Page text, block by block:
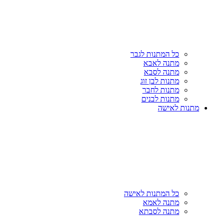
כל המתנות לגבר
מתנה לאבא
מתנה לסבא
מתנות לבן זוג
מתנות לחבר
מתנות לבנים
מתנות לאישה
כל המתנות לאישה
מתנה לאמא
מתנה לסבתא